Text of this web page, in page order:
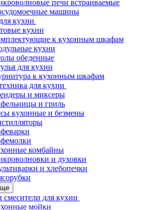
печи встраиваемые
машины
кухни
кухни
к кухонным шкафам
кухни
обеденные
для кухни
к кухонным шкафам
для кухни
и миксеры
и гриль
кухонные и безмены
комбайны
и духовки
и хлебопечки
для кухни
мойки